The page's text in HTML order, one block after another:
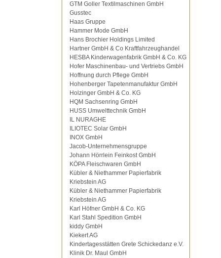
GTM Goller Textilmaschinen GmbH
Gusstec
Haas Gruppe
Hammer Mode GmbH
Hans Brochier Holdings Limited
Hartner GmbH & Co Kraftfahrzeughandel
HESBA Kinderwagenfabrik GmbH & Co. KG
Hofer Maschinenbau- und Vertriebs GmbH
Hoffnung durch Pflege GmbH
Hohenberger Tapetenmanufaktur GmbH
Holzinger GmbH & Co. KG
HQM Sachsenring GmbH
HUSS Umwelttechnik GmbH
IL NURAGHE
ILIOTEC Solar GmbH
INOX GmbH
Jacob-Unternehmensgruppe
Johann Hörrlein Feinkost GmbH
KÖPA Fleischwaren GmbH
Kübler & Niethammer Papierfabrik
Kriebstein AG
Kübler & Niethammer Papierfabrik
Kriebstein AG
Karl Höfner GmbH & Co. KG
Karl Stahl Spedition GmbH
kiddy GmbH
Kiekert AG
Kindertagesstätten Grete Schickedanz e.V.
Klinik Dr. Maul GmbH